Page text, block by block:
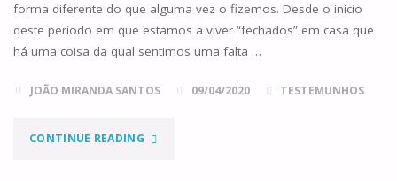
forma diferente do que alguma vez o fizemos. Desde o início
deste período em que estamos a viver “fechados” em casa que
há uma coisa da qual sentimos uma falta …
JOÃO MIRANDA SANTOS 09/04/2020 TESTEMUNHOS
CONTINUE READING"A